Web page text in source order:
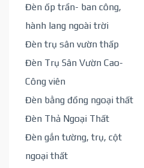
Đèn ốp trần- ban công,
hành lang ngoài trời
Đèn trụ sân vườn thấp
Đèn Trụ Sân Vườn Cao-
Công viên
Đèn bằng đồng ngoại thất
Đèn Thả Ngoại Thất
Đèn gắn tường, trụ, cột
ngoại thất